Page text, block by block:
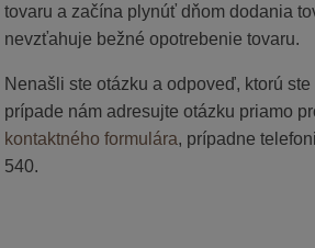
tovaru a začína plynúť dňom dodania
nevzťahuje bežné opotrebenie tovaru.
Nenašli ste otázku a odpoveď, ktorú
prípade nám adresujte otázku priamo
kontaktného formulára, prípadne
540.